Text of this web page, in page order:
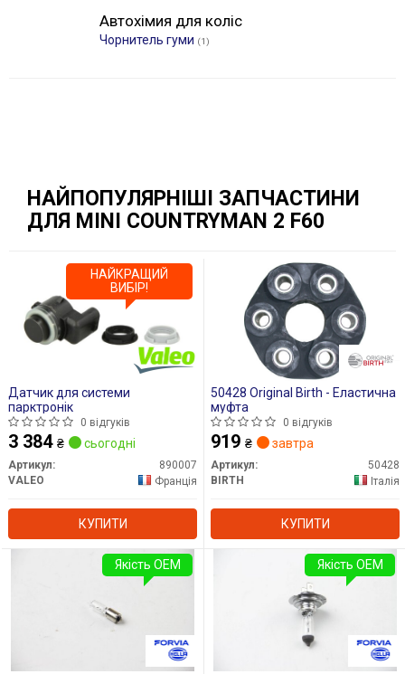
Автохімия для коліс
Чорнитель гуми (1)
НАЙПОПУЛЯРНІШІ ЗАПЧАСТИНИ
ДЛЯ MINI COUNTRYMAN 2 F60
Датчик для системи
парктронік
0 відгуків
3 384 ₴ сьогодні
Артикул:
890007
VALEO
Франція
КУПИТИ
НАЙКРАЩИЙ
ВИБІР!
50428 Original Birth - Еластична
муфта
0 відгуків
919 ₴ завтра
Артикул:
50428
BIRTH
Італія
КУПИТИ
Якість OEM Якість OEM